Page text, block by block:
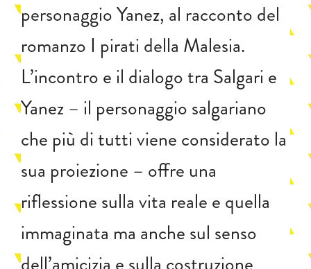
personaggio Yanez, al racconto del
romanzo I pirati della Malesia.
L’incontro e il dialogo tra Salgari e
Yanez – il personaggio salgariano
che più di tutti viene considerato la
sua proiezione – offre una
riflessione sulla vita reale e quella
immaginata ma anche sul senso